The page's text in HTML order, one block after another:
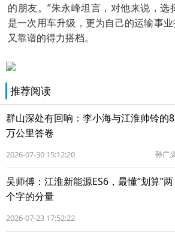
的朋友。”朱永峰坦言，对他来说，选
是一次用车升级，更为自己的运输事
又靠谱的得力搭档。
推荐阅读
群山深处有回响：李小海与江淮帅铃的8
万公里答卷
2026-07-30 15:12:20 孙广义
吴师傅：江淮新能源ES6，最懂“划算”两
个字的分量
2026-07-23 17:52:22